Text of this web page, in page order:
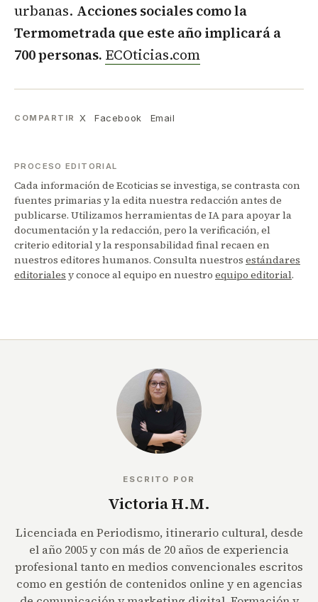
urbanas. Acciones sociales como la
Termometrada que este año implicará a
700 personas. ECOticias.com
COMPARTIR X Facebook Email
PROCESO EDITORIAL
Cada información de Ecoticias se investiga, se contrasta con
fuentes primarias y la edita nuestra redacción antes de
publicarse. Utilizamos herramientas de IA para apoyar la
documentación y la redacción, pero la verificación, el
criterio editorial y la responsabilidad final recaen en
nuestros editores humanos. Consulta nuestros estándares
editoriales y conoce al equipo en nuestro equipo editorial.
ESCRITO POR
Victoria H.M.
Licenciada en Periodismo, itinerario cultural, desde
el año 2005 y con más de 20 años de experiencia
profesional tanto en medios convencionales escritos
como en gestión de contenidos online y en agencias